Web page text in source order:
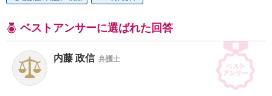
ベストアンサーに選ばれた回答
内藤 政信 弁護士